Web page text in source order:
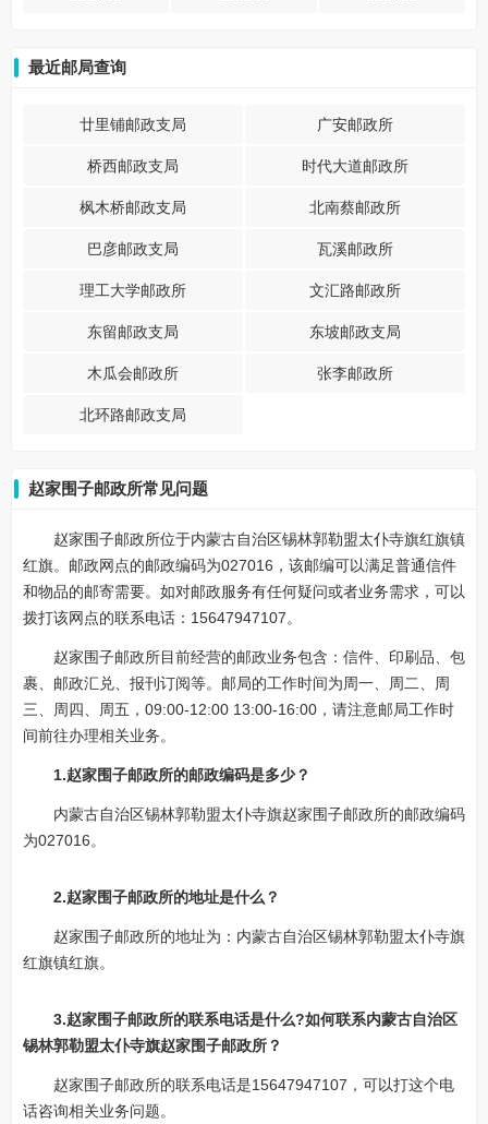
最近邮局查询
廿里铺邮政支局 广安邮政所
桥西邮政支局 时代大道邮政所
枫木桥邮政支局 北南蔡邮政所
巴彦邮政支局 瓦溪邮政所
理工大学邮政所 文汇路邮政所
东留邮政支局 东坡邮政支局
木瓜会邮政所 张李邮政所
北环路邮政支局
赵家围子邮政所常见问题
赵家围子邮政所位于内蒙古自治区锡林郭勒盟太仆寺旗红旗镇
红旗。邮政网点的邮政编码为027016，该邮编可以满足普通信件
和物品的邮寄需要。如对邮政服务有任何疑问或者业务需求，可以
拨打该网点的联系电话：15647947107。
赵家围子邮政所目前经营的邮政业务包含：信件、印刷品、包
裹、邮政汇兑、报刊订阅等。邮局的工作时间为周一、周二、周
三、周四、周五，09:00-12:00 13:00-16:00，请注意邮局工作时
间前往办理相关业务。
1.赵家围子邮政所的邮政编码是多少？
内蒙古自治区锡林郭勒盟太仆寺旗赵家围子邮政所的邮政编码
为027016。
2.赵家围子邮政所的地址是什么？
赵家围子邮政所的地址为：内蒙古自治区锡林郭勒盟太仆寺旗
红旗镇红旗。
3.赵家围子邮政所的联系电话是什么?如何联系内蒙古自治区
锡林郭勒盟太仆寺旗赵家围子邮政所？
赵家围子邮政所的联系电话是15647947107，可以打这个电
话咨询相关业务问题。